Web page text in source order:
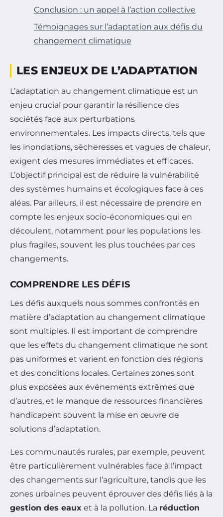
Conclusion : un appel à l’action collective
Témoignages sur l’adaptation aux défis du
changement climatique
LES ENJEUX DE L’ADAPTATION
L’adaptation au changement climatique est un
enjeu crucial pour garantir la résilience des
sociétés face aux perturbations
environnementales. Les impacts directs, tels que
les inondations, sécheresses et vagues de chaleur,
exigent des mesures immédiates et efficaces.
L’objectif principal est de réduire la vulnérabilité
des systèmes humains et écologiques face à ces
aléas. Par ailleurs, il est nécessaire de prendre en
compte les enjeux socio-économiques qui en
découlent, notamment pour les populations les
plus fragiles, souvent les plus touchées par ces
changements.
COMPRENDRE LES DÉFIS
Les défis auxquels nous sommes confrontés en
matière d’adaptation au changement climatique
sont multiples. Il est important de comprendre
que les effets du changement climatique ne sont
pas uniformes et varient en fonction des régions
et des conditions locales. Certaines zones sont
plus exposées aux événements extrêmes que
d’autres, et le manque de ressources financières
handicapent souvent la mise en œuvre de
solutions d’adaptation.
Les communautés rurales, par exemple, peuvent
être particulièrement vulnérables face à l’impact
des changements sur l’agriculture, tandis que les
zones urbaines peuvent éprouver des défis liés à la
gestion des eaux et à la pollution. La réduction